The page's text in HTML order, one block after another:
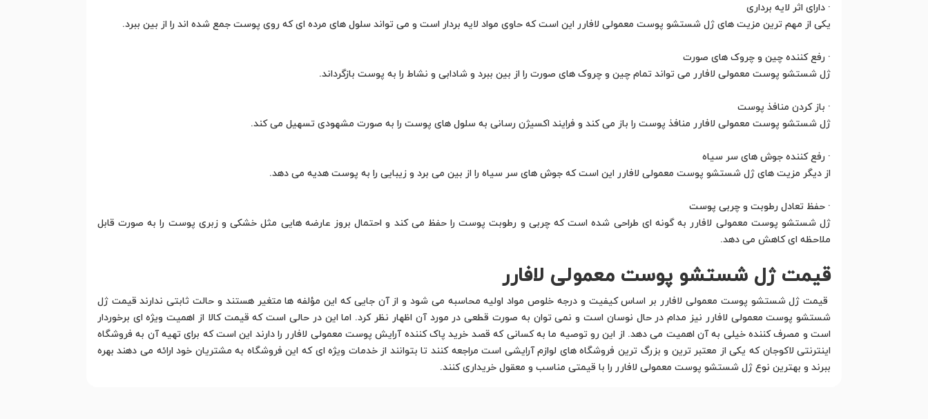
· دارای اثر لایه برداری
یکی از مهم ترین مزیت های ژل شستشو پوست معمولی لافارر این است که حاوی مواد لایه بردار است و می تواند سلول های مرده ای که روی پوست جمع شده اند را از بین ببرد.
· رفع کننده چین و چروک های صورت
ژل شستشو پوست معمولی لافارر می تواند تمام چین و چروک های صورت را از بین ببرد و شادابی و نشاط را به پوست بازگرداند.
· باز کردن منافذ پوست
ژل شستشو پوست معمولی لافارر منافذ پوست را باز می کند و فرایند اکسیژن رسانی به سلول های پوست را به صورت مشهودی تسهیل می کند.
· رفع کننده جوش های سر سیاه
از دیگر مزیت های ژل شستشو پوست معمولی لافارر این است که جوش های سر سیاه را از بین می برد و زیبایی را به پوست هدیه می دهد.
· حفظ تعادل رطوبت و چربی پوست
ژل شستشو پوست معمولی لافارر به گونه ای طراحی شده است که چربی و رطوبت پوست را حفظ می کند و احتمال بروز عارضه هایی مثل خشکی و زبری پوست را به صورت قابل
ملاحظه ای کاهش می دهد.
قیمت ژل شستشو پوست معمولی لافارر
قیمت ژل شستشو پوست معمولی لافارر بر اساس کیفیت و درجه خلوص مواد اولیه محاسبه می شود و از آن جایی که این مؤلفه ها متغیر هستند و حالت ثابتی ندارند قیمت ژل
شستشو پوست معمولی لافارر نیز مدام در حال نوسان است و نمی توان به صورت قطعی در مورد آن اظهار نظر کرد. اما این در حالی است که قیمت کالا از اهمیت ویژه ای برخوردار
است و مصرف کننده خیلی به آن اهمیت می دهد. از این رو توصیه ما به کسانی که قصد خرید پاک کننده آرایش پوست معمولی لافارر را دارند این است که برای تهیه آن به فروشگاه
اینترنتی لاکوجان که یکی از معتبر ترین و بزرگ ترین فروشگاه های لوازم آرایشی است مراجعه کنند تا بتوانند از خدمات ویژه ای که این فروشگاه به مشتریان خود ارائه می دهند بهره
ببرند و بهترین نوع ژل شستشو پوست معمولی لافارر را با قیمتی مناسب و معقول خریداری کنند.